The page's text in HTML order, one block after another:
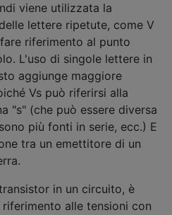
viene utilizzata la
lettere ripetute, come V
riferimento al punto
L'uso di singole lettere in
aggiunge maggiore
Vs può riferirsi alla
"s" (che può essere diversa
più fonti in serie, ecc.) E
tra un emettitore di un
in un circuito, è
alle tensioni con